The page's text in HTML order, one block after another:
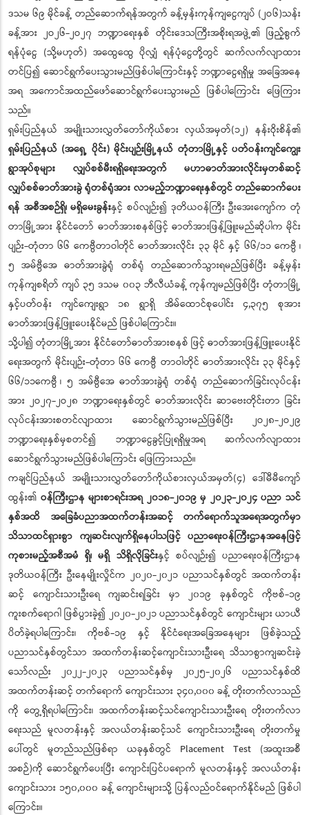
ဒသမ ၆၉ မိုင်ခန့် တည်ဆောက်ရန်အတွက် ခန့်မှန်းကုန်ကျငွေကျပ် (၂ဝ၆)သန်း
ခန့်အား ၂ဝ၂၆-၂ဝ၂၇ ဘဏ္ဍာရေးနှစ် တိုင်းဒေသကြီးအစိုးရအဖွဲ့၏ ဖြည့်စွက်
ရန်ပုံငွေ (သို့မဟုတ်) အထွေထွေ ပိုလျှံ ရန်ပုံငွေတို့တွင် ဆက်လက်လျာထား
တင်ပြ၍ ဆောင်ရွက်ပေးသွားမည်ဖြစ်ပါကြောင်းနှင့် ဘဏ္ဍာငွေရရှိမှု အခြေအနေ
အရ အကောင်အထည်ဖော်ဆောင်ရွက်ပေးသွားမည် ဖြစ်ပါကြောင်း ဖြေကြား
သည်။
ရှမ်းပြည်နယ် အမျိုးသားလွှတ်တော်ကိုယ်စား လှယ်အမှတ်(၁၂) နန်းဝိုးစိန်၏
ရှမ်းပြည်နယ် (အရှေ့ ပိုင်း) မိုင်းပျဉ်းမြို့နယ် တုံတာမြို့နှင့် ပတ်ဝန်းကျင်ကျွေး
ရွာအုပ်စုများ လျှပ်စစ်မီးရရှိရေးအတွက် မဟာဓာတ်အားလိုင်းမှတစ်ဆင့်
လျှပ်စစ်ဓာတ်အားခွဲ ရုံတစ်ရုံအား လာမည့်ဘဏ္ဍာရေးနှစ်တွင် တည်ဆောက်ပေး
ရန် အစီအစဉ်ရှိ၊ မရှိမေးခွန်းနှင့် စပ်လျဉ်း၍ ဒုတိယဝန်ကြီး ဦးအေးကျော်က တုံ
တာမြို့အား နိုင်ငံတော် ဓာတ်အားစနစ်ဖြင့် ဓာတ်အားဖြန့်ဖြူးမည်ဆိုပါက မိုင်း
ပျဉ်း-တုံတာ ၆၆ ကေဗွီတာဝါတိုင် ဓာတ်အားလိုင်း ၃၃ မိုင် နှင့် ၆၆/၁၁ ကေဗွီ ၊
၅ အမ်ဗွီအေ ဓာတ်အားခွဲရုံ တစ်ရုံ တည်ဆောက်သွားရမည်ဖြစ်ပြီး ခန့်မှန်း
ကုန်ကျစရိတ် ကျပ် ၃၅ ဒသမ ၀၀၃ ဘီလီယံခန့် ကုန်ကျမည်ဖြစ်ပြီး တုံတာမြို့
နှင့်ပတ်ဝန်း ကျင်ကျေးရွာ ၁၈ ရွာရှိ အိမ်ထောင်စုပေါင်း ၄,၃၇၅ စုအား
ဓာတ်အားဖြန့်ဖြူးပေးနိုင်မည် ဖြစ်ပါကြောင်း။
သို့ပါ၍ တုံတာမြို့အား နိုင်ငံတော်ဓာတ်အားစနစ် ဖြင့် ဓာတ်အားဖြန့်ဖြူးပေးနိုင်
ရေးအတွက် မိုင်းပျဉ်း-တုံတာ ၆၆ ကေဗွီ တာဝါတိုင် ဓာတ်အားလိုင်း ၃၃ မိုင်နှင့်
၆၆/၁၁ကေဗွီ ၊ ၅ အမ်ဗွီအေ ဓာတ်အားခွဲရုံ တစ်ရုံ တည်ဆောက်ခြင်းလုပ်ငန်း
အား ၂ဝ၂၇-၂ဝ၂၈ ဘဏ္ဍာရေးနှစ်တွင် ဓာတ်အားလိုင်း ဆာဗေးတိုင်းတာ ခြင်း
လုပ်ငန်းအားစတင်လျာထား ဆောင်ရွက်သွားမည်ဖြစ်ပြီး ၂ဝ၂၈-၂ဝ၂၉
ဘဏ္ဍာရေးနှစ်မှစတင်၍ ဘဏ္ဍာငွေခွင့်ပြုရရှိမှုအရ ဆက်လက်လျာထား
ဆောင်ရွက်သွားမည်ဖြစ်ပါကြောင်း ဖြေကြားသည်။
ကချင်ပြည်နယ် အမျိုးသားလွှတ်တော်ကိုယ်စားလှယ်အမှတ်(၄) ဒေါ်မီမီကျော်
ထွန်း၏ ဝန်ကြီးဌာန များစာရင်းအရ ၂၀၁၈-၂၀၁၉ မှ ၂၀၂၃-၂၀၂၄ ပညာ သင်
နှစ်အထိ အခြေခံပညာအထက်တန်းအဆင့် တက်ရောက်သူအရေအတွက်မှာ
သိသာထင်ရှားစွာ ကျဆင်းလျက်ရှိနေပါသဖြင့် ပညာရေးဝန်ကြီးဌာနအနေဖြင့်
ကုစားမည့်အစီအမံ ရှိ၊ မရှိ သိရှိလိုခြင်းနှင့် စပ်လျဉ်း၍ ပညာရေးဝန်ကြီးဌာန
ဒုတိယဝန်ကြီး ဦးနေမျိုးလှိုင်က ၂၀၂၀-၂၀၂၁ ပညာသင်နှစ်တွင် အထက်တန်း
ဆင့် ကျောင်းသားဦးရေ ကျဆင်းရခြင်း မှာ ၂၀၁၉ ခုနှစ်တွင် ကိုဗစ်-၁၉
ကူးစက်ရောဂါ ဖြစ်ပွားခဲ့၍ ၂၀၂၀-၂၀၂၁ ပညာသင်နှစ်တွင် ကျောင်းများ ယာယီ
ပိတ်ခဲ့ရပါကြောင်း၊ ကိုဗစ်-၁၉ နှင့် နိုင်ငံရေးအခြေအနေများ ဖြစ်ခဲ့သည့်
ပညာသင်နှစ်တွင်သာ အထက်တန်းဆင့်ကျောင်းသားဦးရေ သိသာစွာကျဆင်းခဲ့
သော်လည်း ၂၀၂၂-၂၀၂၃ ပညာသင်နှစ်မှ ၂၀၂၅-၂၀၂၆ ပညာသင်နှစ်ထိ
အထက်တန်းဆင့် တက်ရောက် ကျောင်းသား ၃၄၀,၀၀၀ ခန့် တိုးတက်လာသည်
ကို တွေ့ရှိရပါကြောင်း၊ အထက်တန်းဆင့်သင်ကျောင်းသားဦးရေ တိုးတက်လာ
ရေးသည် မူလတန်းနှင့် အလယ်တန်းဆင့်သင် ကျောင်းသားဦးရေ တိုးတက်မှု
ပေါ်တွင် မူတည်သည်ဖြစ်ရာ ယခုနှစ်တွင် Placement Test (အထူးအစီ
အစဉ်)ကို ဆောင်ရွက်ပေးပြီး ကျောင်းပြင်ပရောက် မူလတန်းနှင့် အလယ်တန်း
ကျောင်းသား ၁၅၀,၀၀၀ ခန့် ကျောင်းများသို့ ပြန်လည်ဝင်ရောက်နိုင်မည် ဖြစ်ပါ
ကြောင်း။